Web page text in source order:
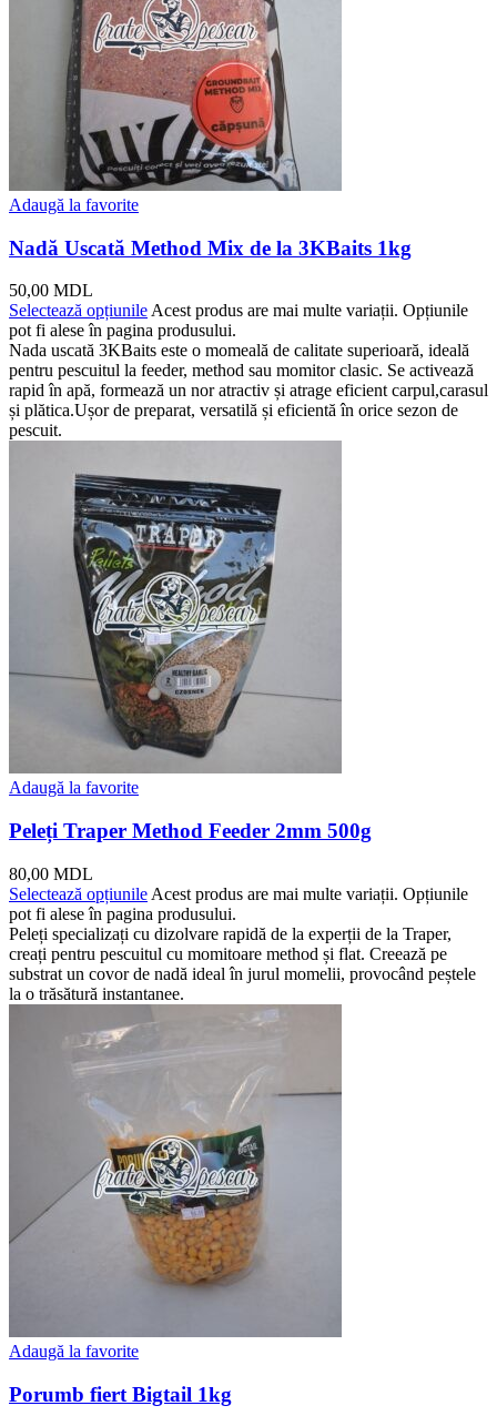
Adaugă la favorite
Nadă Uscată Method Mix de la 3KBaits 1kg
50,00 MDL
Selectează opțiunileAcest produs are mai multe variații. Opțiunile
pot fi alese în pagina produsului.
Nada uscată 3KBaits este o momeală de calitate superioară, ideală
pentru pescuitul la feeder, method sau momitor clasic. Se activează
rapid în apă, formează un nor atractiv și atrage eficient carpul,carasul
și plătica.Ușor de preparat, versatilă și eficientă în orice sezon de
pescuit.
Adaugă la favorite
Peleți Traper Method Feeder 2mm 500g
80,00 MDL
Selectează opțiunile Acest produs are mai multe variații. Opțiunile
pot fi alese în pagina produsului.
Peleți specializați cu dizolvare rapidă de la experții de la Traper,
creați pentru pescuitul cu momitoare method și flat. Creează pe
substrat un covor de nadă ideal în jurul momelii, provocând peștele
la o trăsătură instantanee.
Adaugă la favorite
Porumb fiert Bigtail 1kg